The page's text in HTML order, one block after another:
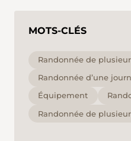
MOTS-CLÉS
Randonnée de
Randonnée d’une
Équipement
Randonnée de